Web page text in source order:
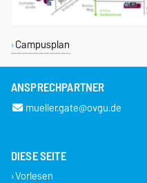
Campusplan
ANSPRECHPARTNER
mueller.gate@ovgu.de
DIESE SEITE
Vorlesen